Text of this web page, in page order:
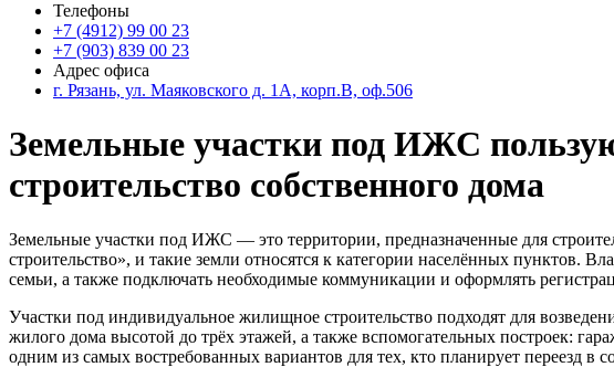
Телефоны
+7 (4912) 99 00 23
+7 (903) 839 00 23
Адрес офиса
г. Рязань, ул. Маяковского д. 1А, корп.В, оф.506
Земельные участки под ИЖС
строительство собственного дома
Земельные участки под ИЖС — это территории, предназначенные для
строительство», и такие земли относятся к категории населённых пунктов.
семьи, а также подключать необходимые коммуникации и оформлять
Участки под индивидуальное жилищное строительство подходят для
жилого дома высотой до трёх этажей, а также вспомогательных построек:
одним из самых востребованных вариантов для тех, кто планирует переезд в